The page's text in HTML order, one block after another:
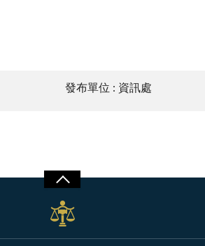
發布單位 : 資訊處